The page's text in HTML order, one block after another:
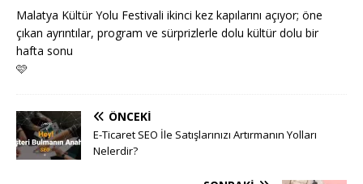
Malatya Kültür Yolu Festivali ikinci kez kapılarını açıyor; öne
çıkan ayrıntılar, program ve sürprizlerle dolu kültür dolu bir
hafta sonu
🩷
ÖNCEKI
E-Ticaret SEO İle Satışlarınızı Artırmanın Yolları
Nelerdir?